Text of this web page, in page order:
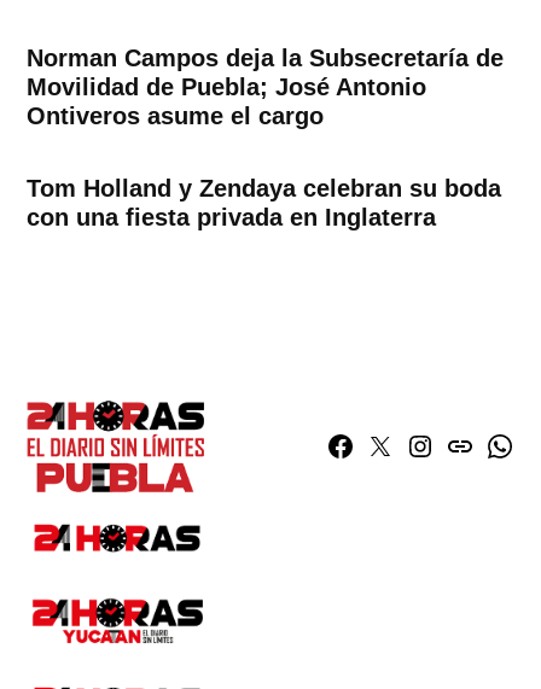
Norman Campos deja la Subsecretaría de
Movilidad de Puebla; José Antonio
Ontiveros asume el cargo
Tom Holland y Zendaya celebran su boda
con una fiesta privada en Inglaterra
Facebook
TwitterInstagram
issuu